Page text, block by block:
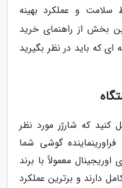
و عملکرد بهینه
بخش از راهنمای خرید
که باید در نظر بگیرید
کنید که شارژر مورد نظر
گوشی شما
معمولاً با برند
دارند و برترین عملکرد